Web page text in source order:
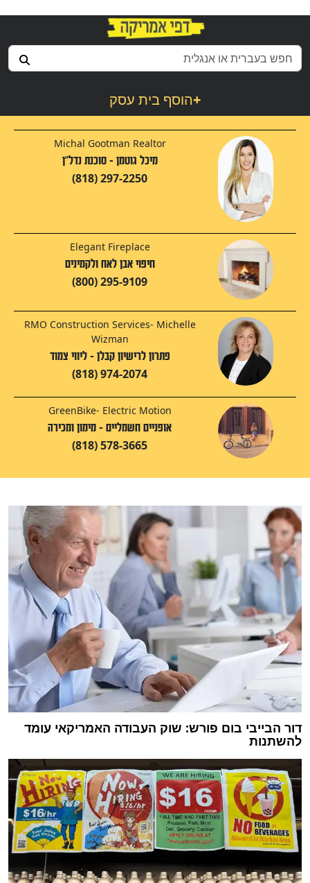
הוסף בית עסק+
Michal Gootman Realtor
מיכל גוטמן - סוכנת נדל"ן
(818) 297-2250
Elegant Fireplace
חיפוי אבן לאח ולקמינים
(800) 295-9109
RMO Construction Services- Michelle
Wizman
פתרון לרישיון קבלן - ליווי צמוד
(818) 974-2074
GreenBike- Electric Motion
אופניים חשמליים - מימון ומכירה
(818) 578-3665
דור הבייבי בום פורש: שוק העבודה האמריקאי עומד
להשתנות